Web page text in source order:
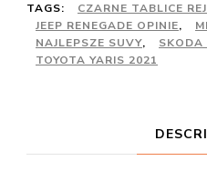
TAGS:
CZARNE TABLICE
JEEP RENEGADE OPINIE,
NAJLEPSZE SUVY, SKODA
TOYOTA YARIS 2021